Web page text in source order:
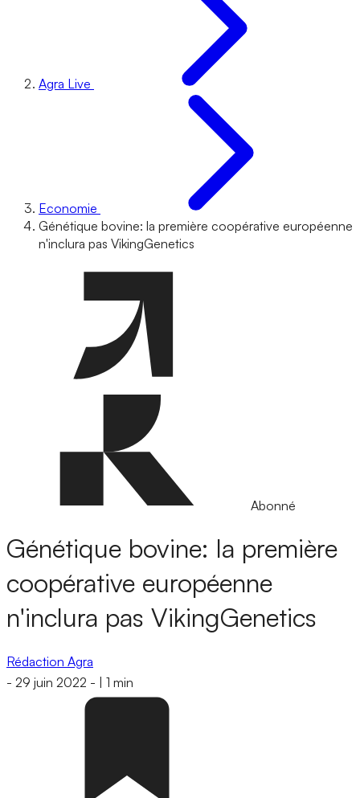
Agra Live
Economie
Génétique bovine: la première coopérative européenne
n'inclura pas VikingGenetics
Abonné
Génétique bovine: la première
coopérative européenne
n'inclura pas VikingGenetics
Rédaction Agra
- 29 juin 2022 - 1 min